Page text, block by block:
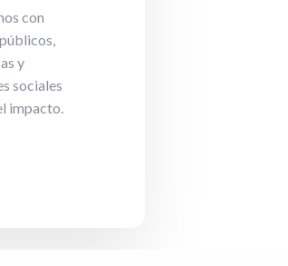
con
y
sociales
impacto.